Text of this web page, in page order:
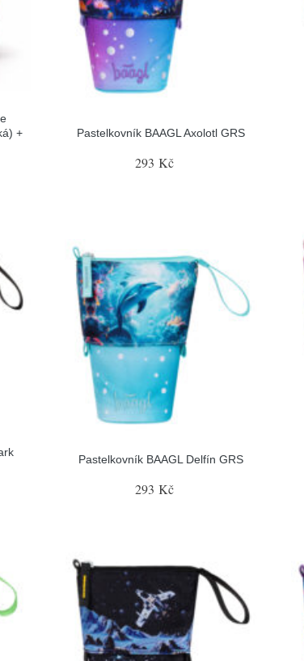
+
Pastelkovník BAAGL Axolotl GRS
293 Kč
Pastelkovník BAAGL Delfín GRS
293 Kč